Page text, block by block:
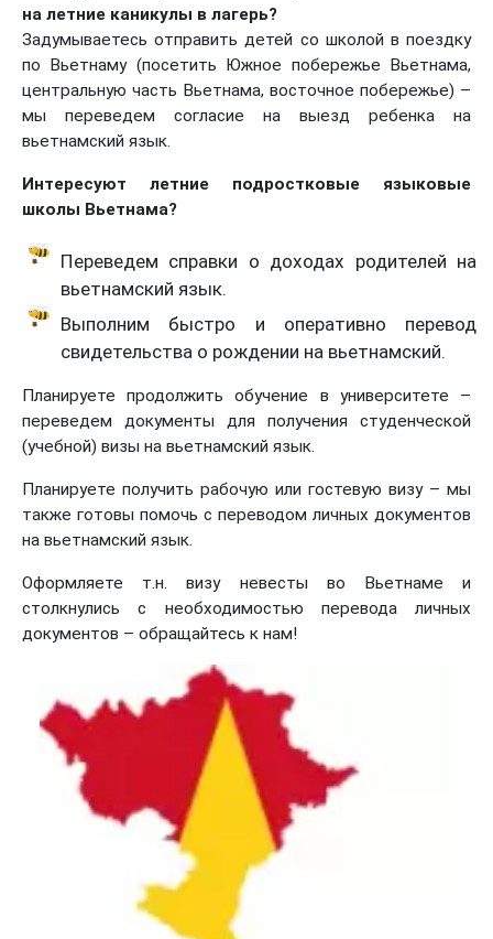
на летние каникулы в лагерь?
Задумываетесь отправить детей со школой в поездку
по Вьетнаму (посетить Южное побережье Вьетнама,
центральную часть Вьетнама, восточное побережье) –
мы переведем согласие на выезд ребенка на
вьетнамский язык.
Интересуют летние подростковые языковые
школы Вьетнама?
Переведем справки о доходах родителей на
вьетнамский язык.
Выполним быстро и оперативно перевод
свидетельства о рождении на вьетнамский.
Планируете продолжить обучение в университете –
переведем документы для получения студенческой
(учебной) визы на вьетнамский язык.
Планируете получить рабочую или гостевую визу – мы
также готовы помочь с переводом личных документов
на вьетнамский язык.
Оформляете т.н. визу невесты во Вьетнаме и
столкнулись с необходимостью перевода личных
документов – обращайтесь к нам!